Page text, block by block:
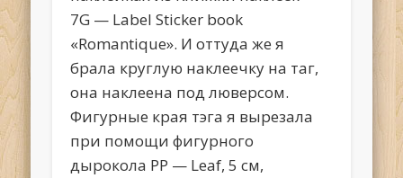
7G — Label Sticker book
«Romantique». И оттуда же я
брала круглую наклеечку на таг,
она наклеена под люверсом.
Фигурные края тэга я вырезала
при помощи фигурного
дырокола PP — Leaf, 5 см,